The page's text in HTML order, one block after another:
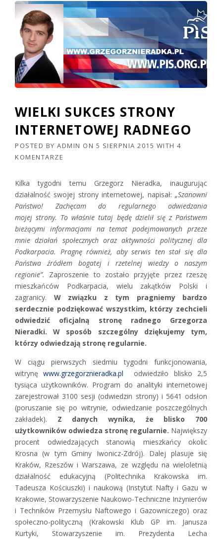
WIELKI SUKCES STRONY
INTERNETOWEJ RADNEGO
POSTED BY ADMIN ON 5 SIERPNIA 2015 WITH 4
KOMENTARZE
Kilka tygodni temu Grzegorz Nieradka, inaugurując
działalność swojej strony internetowej, napisał: „Szanowni
Państwo! Zachęcam do regularnego odwiedzania
mojej strony. To właśnie tutaj będę dzielił się z Państwem
bieżącymi informacjami na temat podejmowanych przeze
mnie działań społecznych oraz aktywności politycznej dla
Podkarpacia. Pragnę również, aby serwis ten stał się dla
Państwa źródłem bogatej i rzetelnej wiedzy o naszym
regionie”. Zaproszenie to zostało przyjęte przez rzeszę
mieszkańców Podkarpacia, wielu zakątków Polski i
zagranicy. W związku z tym pragniemy bardzo
serdecznie podziękować wszystkim, którzy zechcieli
odwiedzić oficjalną stronę radnego Grzegorza
Nieradki. W sposób szczególny dziękujemy tym,
którzy odwiedzają stronę regularnie.
W ciągu pierwszych siedmiu tygodni funkcjonowania,
witrynęwww.grzegorznieradka.pl odwiedziło blisko 2,5
tysiąca użytkowników. Program do analityki internetowej
zarejestrował 3100 sesji (odwiedzin strony) i 5641 odsłon
(poruszanie się po witrynie, odwiedzanie poszczególnych
zakładek). Z danych wynika, że blisko 700
użytkowników odwiedza stronę regularnie. Największy
procent odwiedzających stanowią mieszkańcy okolic
Krosna (w tym Gminy Iwonicz-Zdrój). Dalej plasuje się
Kraków, Rzeszów i Warszawa, ze względu na wieloletnią
działalność edukacyjną (Politechnika Krakowska im.
Tadeusza Kościuszki) i naukową (Instytut Nafty i Gazu w
Krakowie, Stowarzyszenie Naukowo-Techniczne Inżynierów
i Techników Przemysłu Naftowego i Gazowniczego) oraz
społeczno-polityczną (Krakowski Klub GP im. Janusza
Kurtyki, Stowarzyszenie im. Prezydenta Lecha